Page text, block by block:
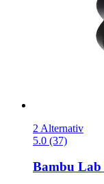
2 Alternativ
5.0 (37)
Bambu Lab